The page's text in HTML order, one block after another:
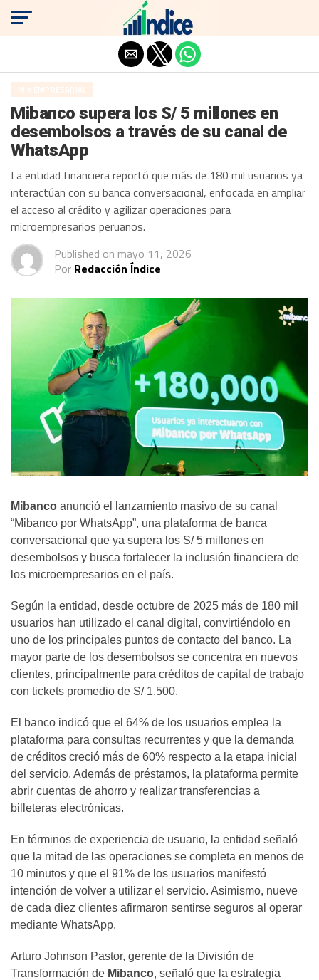
MIX EMPRESARIAL
Mibanco supera los S/ 5 millones en
desembolsos a través de su canal de
WhatsApp
La entidad financiera reportó que más de 180 mil usuarios ya
interactúan con su banca conversacional, enfocada en ampliar
el acceso al crédito y agilizar operaciones para
microempresarios peruanos.
Published on mayo 11, 2026
Por Redacción Índice
Mibanco anunció el lanzamiento masivo de su canal
“Mibanco por WhatsApp”, una plataforma de banca
conversacional que ya supera los S/ 5 millones en
desembolsos y busca fortalecer la inclusión financiera de
los microempresarios en el país.
Según la entidad, desde octubre de 2025 más de 180 mil
usuarios han utilizado el canal digital, convirtiéndolo en
uno de los principales puntos de contacto del banco. La
mayor parte de los desembolsos se concentra en nuevos
clientes, principalmente para créditos de capital de trabajo
con tickets promedio de S/ 1.500.
El banco indicó que el 64% de los usuarios emplea la
plataforma para consultas recurrentes y que la demanda
de créditos creció más de 60% respecto a la etapa inicial
del servicio. Además de préstamos, la plataforma permite
abrir cuentas de ahorro y realizar transferencias a
billeteras electrónicas.
En términos de experiencia de usuario, la entidad señaló
que la mitad de las operaciones se completa en menos de
10 minutos y que el 91% de los usuarios manifestó
intención de volver a utilizar el servicio. Asimismo, nueve
de cada diez clientes afirmaron sentirse seguros al operar
mediante WhatsApp.
Arturo Johnson Pastor, gerente de la División de
Transformación de Mibanco, señaló que la estrategia
Salir de la versión móvil